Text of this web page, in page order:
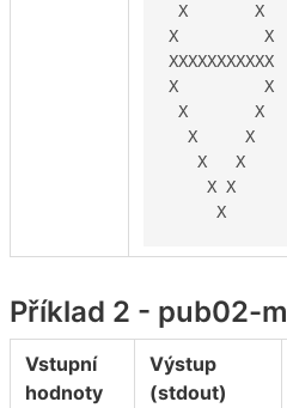
X       X
X         X
XXXXXXXXXXX
X         X
X       X
  X     X
   X   X
    X X
     X
Příklad 2 - pub02-m
Vstupní
hodnoty
Výstup
(stdout)